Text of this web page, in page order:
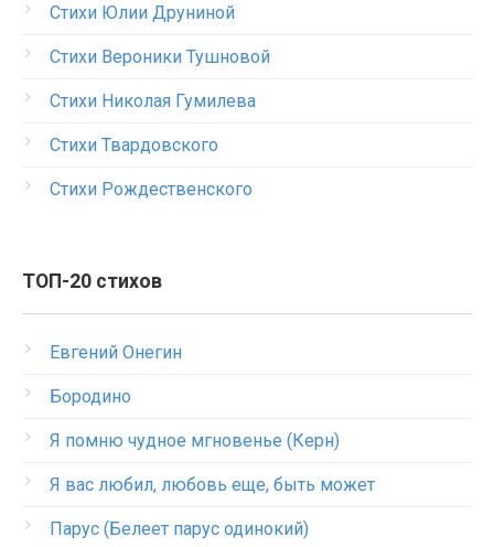
Стихи Юлии Друниной
Стихи Вероники Тушновой
Стихи Николая Гумилева
Стихи Твардовского
Стихи Рождественского
ТОП-20 стихов
Евгений Онегин
Бородино
Я помню чудное мгновенье (Керн)
Я вас любил, любовь еще, быть может
Парус (Белеет парус одинокий)